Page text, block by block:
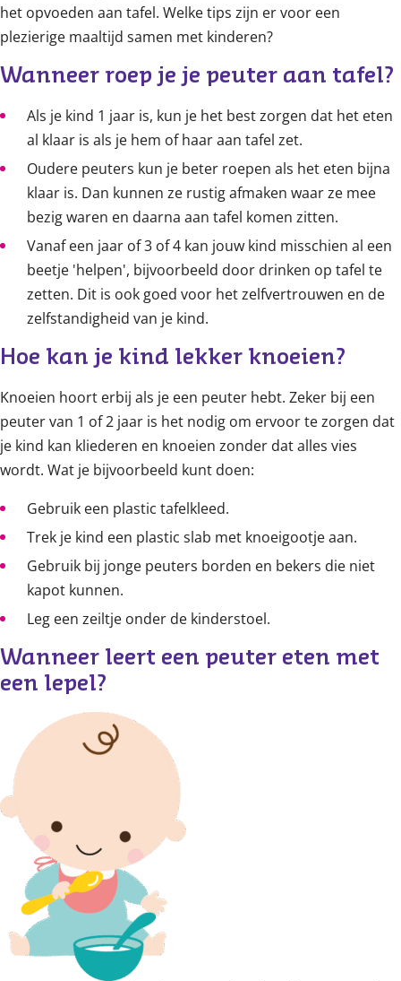
het opvoeden aan tafel. Welke tips zijn er voor een
plezierige maaltijd samen met kinderen?
Wanneer roep je je peuter aan tafel?
Als je kind 1 jaar is, kun je het best zorgen dat het eten
al klaar is als je hem of haar aan tafel zet.
Oudere peuters kun je beter roepen als het eten bijna
klaar is. Dan kunnen ze rustig afmaken waar ze mee
bezig waren en daarna aan tafel komen zitten.
Vanaf een jaar of 3 of 4 kan jouw kind misschien al een
beetje 'helpen', bijvoorbeeld door drinken op tafel te
zetten. Dit is ook goed voor het zelfvertrouwen en de
zelfstandigheid van je kind.
Hoe kan je kind lekker knoeien?
Knoeien hoort erbij als je een peuter hebt. Zeker bij een
peuter van 1 of 2 jaar is het nodig om ervoor te zorgen dat
je kind kan kliederen en knoeien zonder dat alles vies
wordt. Wat je bijvoorbeeld kunt doen:
Gebruik een plastic tafelkleed.
Trek je kind een plastic slab met knoeigootje aan.
Gebruik bij jonge peuters borden en bekers die niet
kapot kunnen.
Leg een zeiltje onder de kinderstoel.
Wanneer leert een peuter eten met
een lepel?